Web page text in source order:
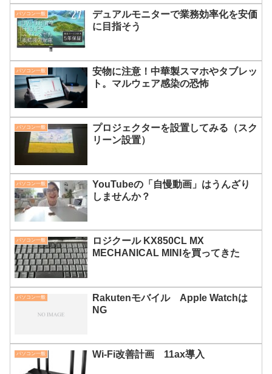
パソコン一般
デュアルモニターで業務効率化を安価
に目指そう
パソコン一般
安物に注意！中華製スマホやタブレッ
ト。マルウェア感染の恐怖
パソコン一般
プロジェクターを設置してみる（スク
リーン設置）
パソコン一般
YouTubeの「自慢動画」はうんざり
しませんか？
パソコン一般
ロジクール KX850CL MX
MECHANICAL MINIを買ってきた
パソコン一般
Rakutenモバイル Apple Watchは
NG
パソコン一般 Wi-Fi改善計画 11ax導入